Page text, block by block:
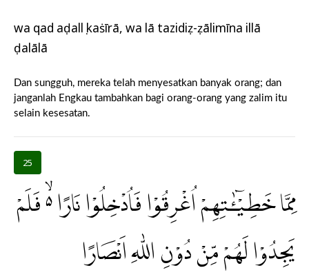
wa qad aḍallụ kaṡīrā, wa lā tazidiẓ-ẓālimīna illā
ḍalālā
Dan sungguh, mereka telah menyesatkan banyak orang; dan
janganlah Engkau tambahkan bagi orang-orang yang zalim itu
selain kesesatan.
25
مِمَّا خَطِيْۤـٰٔتِهِمْ اُغْرِقُوْا فَاُدْخِلُوْا نَارًا ەۙ فَلَمْ
يَجِدُوْا لَهُمْ مِّنْ دُوْنِ اللّٰهِ اَنْصَارًا